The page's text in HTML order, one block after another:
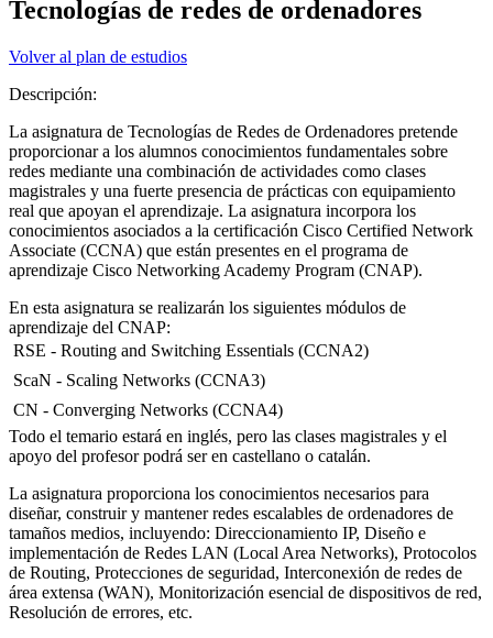
Tecnologías de redes de ordenadores
Volver al plan de estudios
Descripción:
La asignatura de Tecnologías de Redes de Ordenadores pretende
proporcionar a los alumnos conocimientos fundamentales sobre
redes mediante una combinación de actividades como clases
magistrales y una fuerte presencia de prácticas con equipamiento
real que apoyan el aprendizaje. La asignatura incorpora los
conocimientos asociados a la certificación Cisco Certified Network
Associate (CCNA) que están presentes en el programa de
aprendizaje Cisco Networking Academy Program (CNAP).
En esta asignatura se realizarán los siguientes módulos de
aprendizaje del CNAP:
 RSE - Routing and Switching Essentials (CCNA2)
 ScaN - Scaling Networks (CCNA3)
 CN - Converging Networks (CCNA4)
Todo el temario estará en inglés, pero las clases magistrales y el
apoyo del profesor podrá ser en castellano o catalán.
La asignatura proporciona los conocimientos necesarios para
diseñar, construir y mantener redes escalables de ordenadores de
tamaños medios, incluyendo: Direccionamiento IP, Diseño e
implementación de Redes LAN (Local Area Networks), Protocolos
de Routing, Protecciones de seguridad, Interconexión de redes de
área extensa (WAN), Monitorización esencial de dispositivos de red,
Resolución de errores, etc.